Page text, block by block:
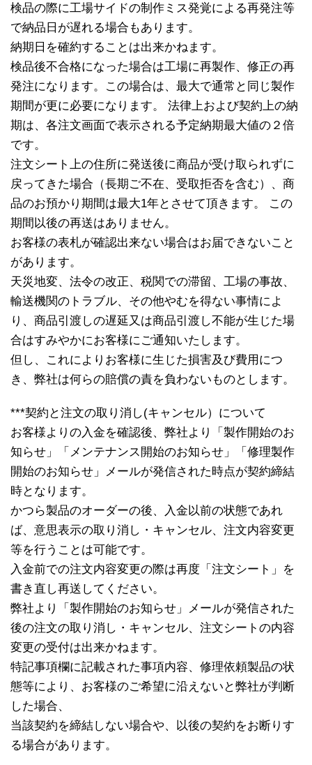
検品の際に工場サイドの制作ミス発覚による再発注等
で納品日が遅れる場合もあります。
納期日を確約することは出来かねます。
検品後不合格になった場合は工場に再製作、修正の再
発注になります。この場合は、最大で通常と同じ製作
期間が更に必要になります。 法律上および契約上の納
期は、各注文画面で表示される予定納期最大値の２倍
です。
注文シート上の住所に発送後に商品が受け取られずに
戻ってきた場合（長期ご不在、受取拒否を含む）、商
品のお預かり期間は最大1年とさせて頂きます。 この
期間以後の再送はありません。
お客様の表札が確認出来ない場合はお届できないこと
があります。
天災地変、法令の改正、税関での滞留、工場の事故、
輸送機関のトラブル、その他やむを得ない事情によ
り、商品引渡しの遅延又は商品引渡し不能が生じた場
合はすみやかにお客様にご通知いたします。
但し、これによりお客様に生じた損害及び費用につ
き、弊社は何らの賠償の責を負わないものとします。
***契約と注文の取り消し(キャンセル）について
お客様よりの入金を確認後、弊社より「製作開始のお
知らせ」「メンテナンス開始のお知らせ」「修理製作
開始のお知らせ」メールが発信された時点が契約締結
時となります。
かつら製品のオーダーの後、入金以前の状態であれ
ば、意思表示の取り消し・キャンセル、注文内容変更
等を行うことは可能です。
入金前での注文内容変更の際は再度「注文シート」を
書き直し再送してください。
弊社より「製作開始のお知らせ」メールが発信された
後の注文の取り消し・キャンセル、注文シートの内容
変更の受付は出来かねます。
特記事項欄に記載された事項内容、修理依頼製品の状
態等により、お客様のご希望に沿えないと弊社が判断
した場合、
当該契約を締結しない場合や、以後の契約をお断りす
る場合があります。